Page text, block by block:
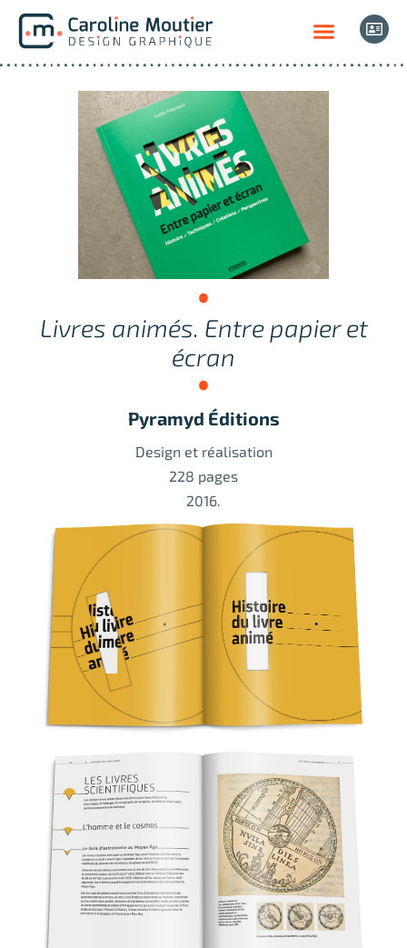
Livres animés. Entre papier et
écran
Pyramyd Éditions
Design et réalisation
228 pages
2016.